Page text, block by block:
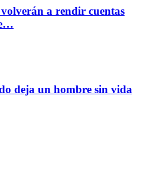
a rendir cuentas
deja un hombre sin vida